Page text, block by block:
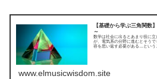
【基礎から学ぶ三角関数
～
数学は社会に出るとあまり役に
が、電気系の分野に進むとそう
容を思い返す必要がある…という
www.elmusicwisdom.site